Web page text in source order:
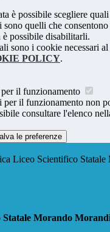
è possibile scegliere
sono quelli che
è possibile disabilitarli.
sono i cookie necessari
POLICY.
il funzionamento
per il funzionamento non
consultare l'elenco
le preferenze
Liceo Scientifico Statale
Statale Morando